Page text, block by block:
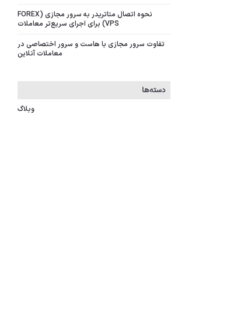
نحوه اتصال متاتریدر به سرور مجازی (FOREX
VPS) برای اجرای سریع‌تر معاملات
تفاوت سرور مجازی با هاست و سرور اختصاصی در
معاملات آنلاین
دسته‌ها
وبلاگ